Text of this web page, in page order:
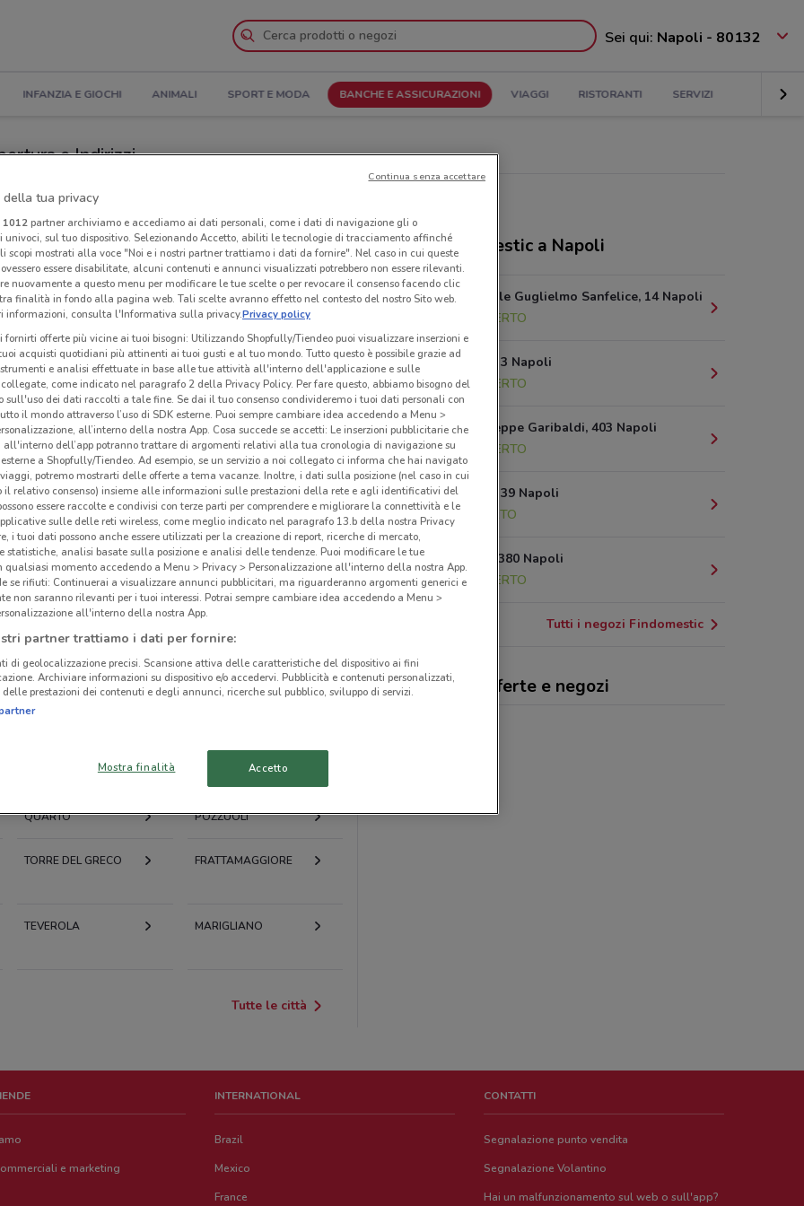
Sei qui: Napoli - 80132
INFANZIA E GIOCHI ANIMALI SPORT E MODA BANCHE E ASSICURAZIONI VIAGGI RISTORANTI SERVIZI
e Indirizzi
Negozi Findomestic a Napoli
CASORIA
QUARTO POZZUOLI
TORRE DEL GRECO FRATTAMAGGIORE
TEVEROLA MARIGLIANO
Tutte le città
Negozi Findomestic a Napoli
Via Cardinale Guglielmo Sanfelice, 14 Napoli
APERTO
Via Bernini, 3 Napoli
1.5 km
APERTO
Corso Giuseppe Garibaldi, 403 Napoli
2.5 km
APERTO
Via Cinthia, 39 Napoli
5 km
APERTO
Via Argine, 380 Napoli
5.9 km
APERTO
Tutti i negozi Findomestic
Findomestic, offerte e negozi
e marketing
INTERNATIONAL
Brazil
Mexico
France
CONTATTI
Segnalazione punto vendita
Segnalazione Volantino
Hai un malfunzionamento sul web o sull'app?
della tua privacy
1012partner archiviamo e accediamo ai dati personali, come i dati di navigazione gli o
sul tuo dispositivo. Selezionando Accetto, abiliti le tecnologie di tracciamento affinché
scopi mostrati alla voce "Noi e i nostri partner trattiamo i dati da fornire". Nel caso in cui queste
essere disabilitate, alcuni contenuti e annunci visualizzati potrebbero non essere rilevanti.
nuovamente a questo menu per modificare le tue scelte o per revocare il consenso facendo clic
finalità in fondo alla pagina web. Tali scelte avranno effetto nel contesto del nostro Sito web.
informazioni, consulta l'Informativa sulla privacy.Privacy policy
fornirti offerte più vicine ai tuoi bisogni: Utilizzando Shopfully/Tiendeo puoi visualizzare inserzioni e
acquisti quotidiani più attinenti ai tuoi gusti e al tuo mondo. Tutto questo è possibile grazie ad
e analisi effettuate in base alle tue attività all'interno dell'applicazione e sulle
come indicato nel paragrafo 2 della Privacy Policy. Per fare questo, abbiamo bisogno del
sull'uso dei dati raccolti a tale fine. Se dai il tuo consenso condivideremo i tuoi dati personali con
il mondo attraverso l’uso di SDK esterne. Puoi sempre cambiare idea accedendo a Menu >
all’interno della nostra App. Cosa succede se accetti: Le inserzioni pubblicitarie che
all'interno dell’app potranno trattare di argomenti relativi alla tua cronologia di navigazione su
a Shopfully/Tiendeo. Ad esempio, se un servizio a noi collegato ci informa che hai navigato
potremo mostrarti delle offerte a tema vacanze. Inoltre, i dati sulla posizione (nel caso in cui
il relativo consenso) insieme alle informazioni sulle prestazioni della rete e agli identificativi del
essere raccolte e condivisi con terze parti per comprendere e migliorare la connettività e le
sulle delle reti wireless, come meglio indicato nel paragrafo 13.b della nostra Privacy
i tuoi dati possono anche essere utilizzati per la creazione di report, ricerche di mercato,
statistiche, analisi basate sulla posizione e analisi delle tendenze. Puoi modificare le tue
qualsiasi momento accedendo a Menu > Privacy > Personalizzazione all'interno della nostra App.
se rifiuti: Continuerai a visualizzare annunci pubblicitari, ma riguarderanno argomenti generici e
non saranno rilevanti per i tuoi interessi. Potrai sempre cambiare idea accedendo a Menu >
all'interno della nostra App.
partner trattiamo i dati per fornire:
di geolocalizzazione precisi. Scansione attiva delle caratteristiche del dispositivo ai fini
Archiviare informazioni su dispositivo e/o accedervi. Pubblicità e contenuti personalizzati,
prestazioni dei contenuti e degli annunci, ricerche sul pubblico, sviluppo di servizi.
Mostra finalità Accetto
Continua senza accettare